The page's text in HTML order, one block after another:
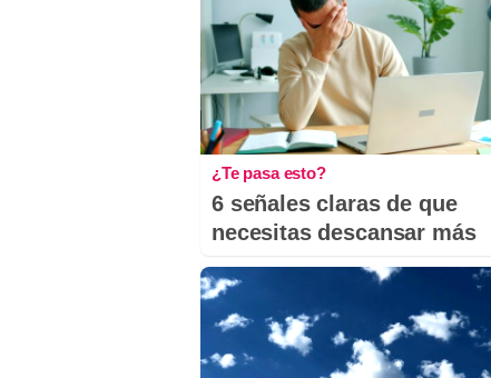
¿Te pasa esto?
6 señales claras de que
necesitas descansar más